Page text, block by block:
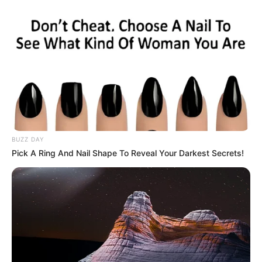
www.meuselwitz.deerreichbar. Dort ist auch die
Telefonnummer der Stadt- bzw. Regionalverwaltung zu
vorhanden).
Reiseführer für Meuselwitz und für die Region
Osterland:
Reiseliteratur bei Amazon: Reiseführer Osterland . In
unserem Onlinereiseführer gibt es ebenfalls
Wissenswertes zum ThemaTourismus und Osterland.
Touristinformation einer benachbarten Stadt
BUZZ DAY
Pick A Ring And Nail Shape To Reveal Your Darkest Secrets!